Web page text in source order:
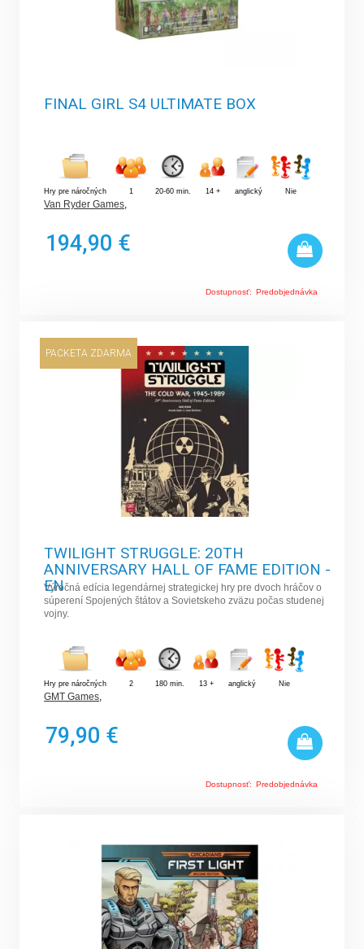
FINAL GIRL S4 ULTIMATE BOX
Hry pre náročných 1 20-60 min. 14 + anglický Nie
Van Ryder Games,
194,90 €
Dostupnosť: Predobjednávka
PACKETA ZDARMA
TWILIGHT STRUGGLE: 20TH
ANNIVERSARY HALL OF FAME EDITION -
EN
Výročná edícia legendárnej strategickej hry pre dvoch hráčov o
súperení Spojených štátov a Sovietskeho zväzu počas studenej
vojny.
Hry pre náročných 2 180 min. 13 + anglický Nie
GMT Games,
79,90 €
Dostupnosť: Predobjednávka